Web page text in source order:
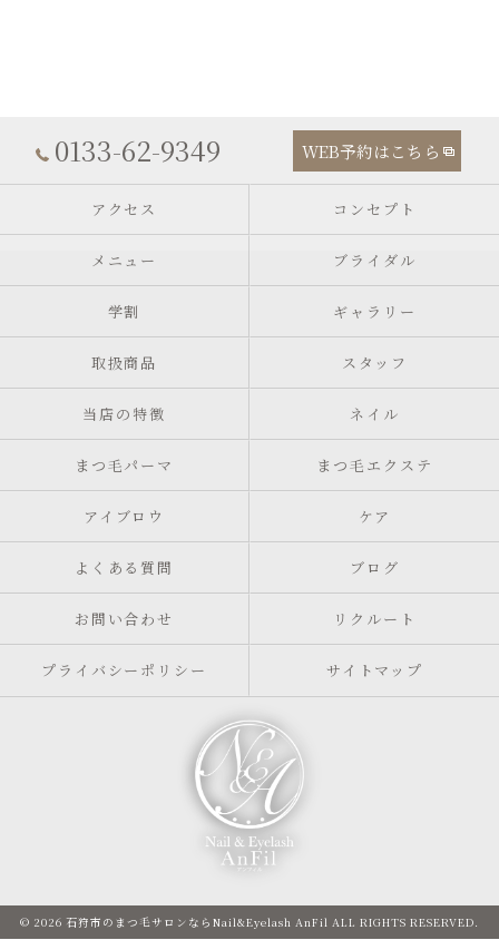
0133-62-9349 WEB予約はこちら
アクセス コンセプト
メニュー ブライダル
学割 ギャラリー
取扱商品 スタッフ
当店の特徴 ネイル
まつ毛パーマ まつ毛エクステ
アイブロウ ケア
よくある質問 ブログ
お問い合わせ リクルート
プライバシーポリシー サイトマップ
© 2026 石狩市のまつ毛サロンならNail&Eyelash AnFil ALL RIGHTS RESERVED.